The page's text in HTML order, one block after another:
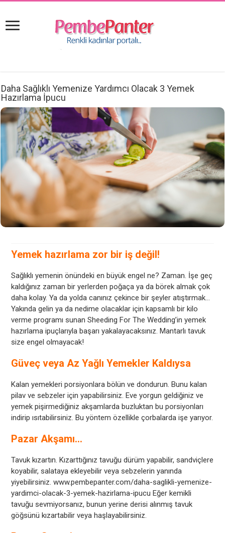
Daha Sağlıklı Yemenize Yardımcı Olacak 3 Yemek
Hazırlama İpucu
Yemek hazırlama zor bir iş değil!
Sağlıklı yemenin önündeki en büyük engel ne? Zaman. İşe geç
kaldığınız zaman bir yerlerden poğaça ya da börek almak çok
daha kolay. Ya da yolda canınız çekince bir şeyler atıştırmak…
Yakında gelin ya da nedime olacaklar için kapsamlı bir kilo
verme programı sunan Sheeding For The Wedding’in yemek
hazırlama ipuçlarıyla başarı yakalayacaksınız. Mantarlı tavuk
size engel olmayacak!
Güveç veya Az Yağlı Yemekler Kaldıysa
Kalan yemekleri porsiyonlara bölün ve dondurun. Bunu kalan
pilav ve sebzeler için yapabilirsiniz. Eve yorgun geldiğiniz ve
yemek pişirmediğiniz akşamlarda buzluktan bu porsiyonları
indirip ısıtabilirsiniz. Bu yöntem özellikle çorbalarda işe yarıyor.
Pazar Akşamı…
Tavuk kızartın. Kızarttığınız tavuğu dürüm yapabilir, sandviçlere
koyabilir, salataya ekleyebilir veya sebzelerin yanında
yiyebilirsiniz. www.pembepanter.com/daha-saglikli-yemenize-
yardimci-olacak-3-yemek-hazirlama-ipucu Eğer kemikli
tavuğu sevmiyorsanız, bunun yerine derisi alınmış tavuk
göğsünü kızartabilir veya haşlayabilirsiniz.